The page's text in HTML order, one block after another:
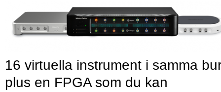
16 virtuella instrument i samma
plus en FPGA som du kan